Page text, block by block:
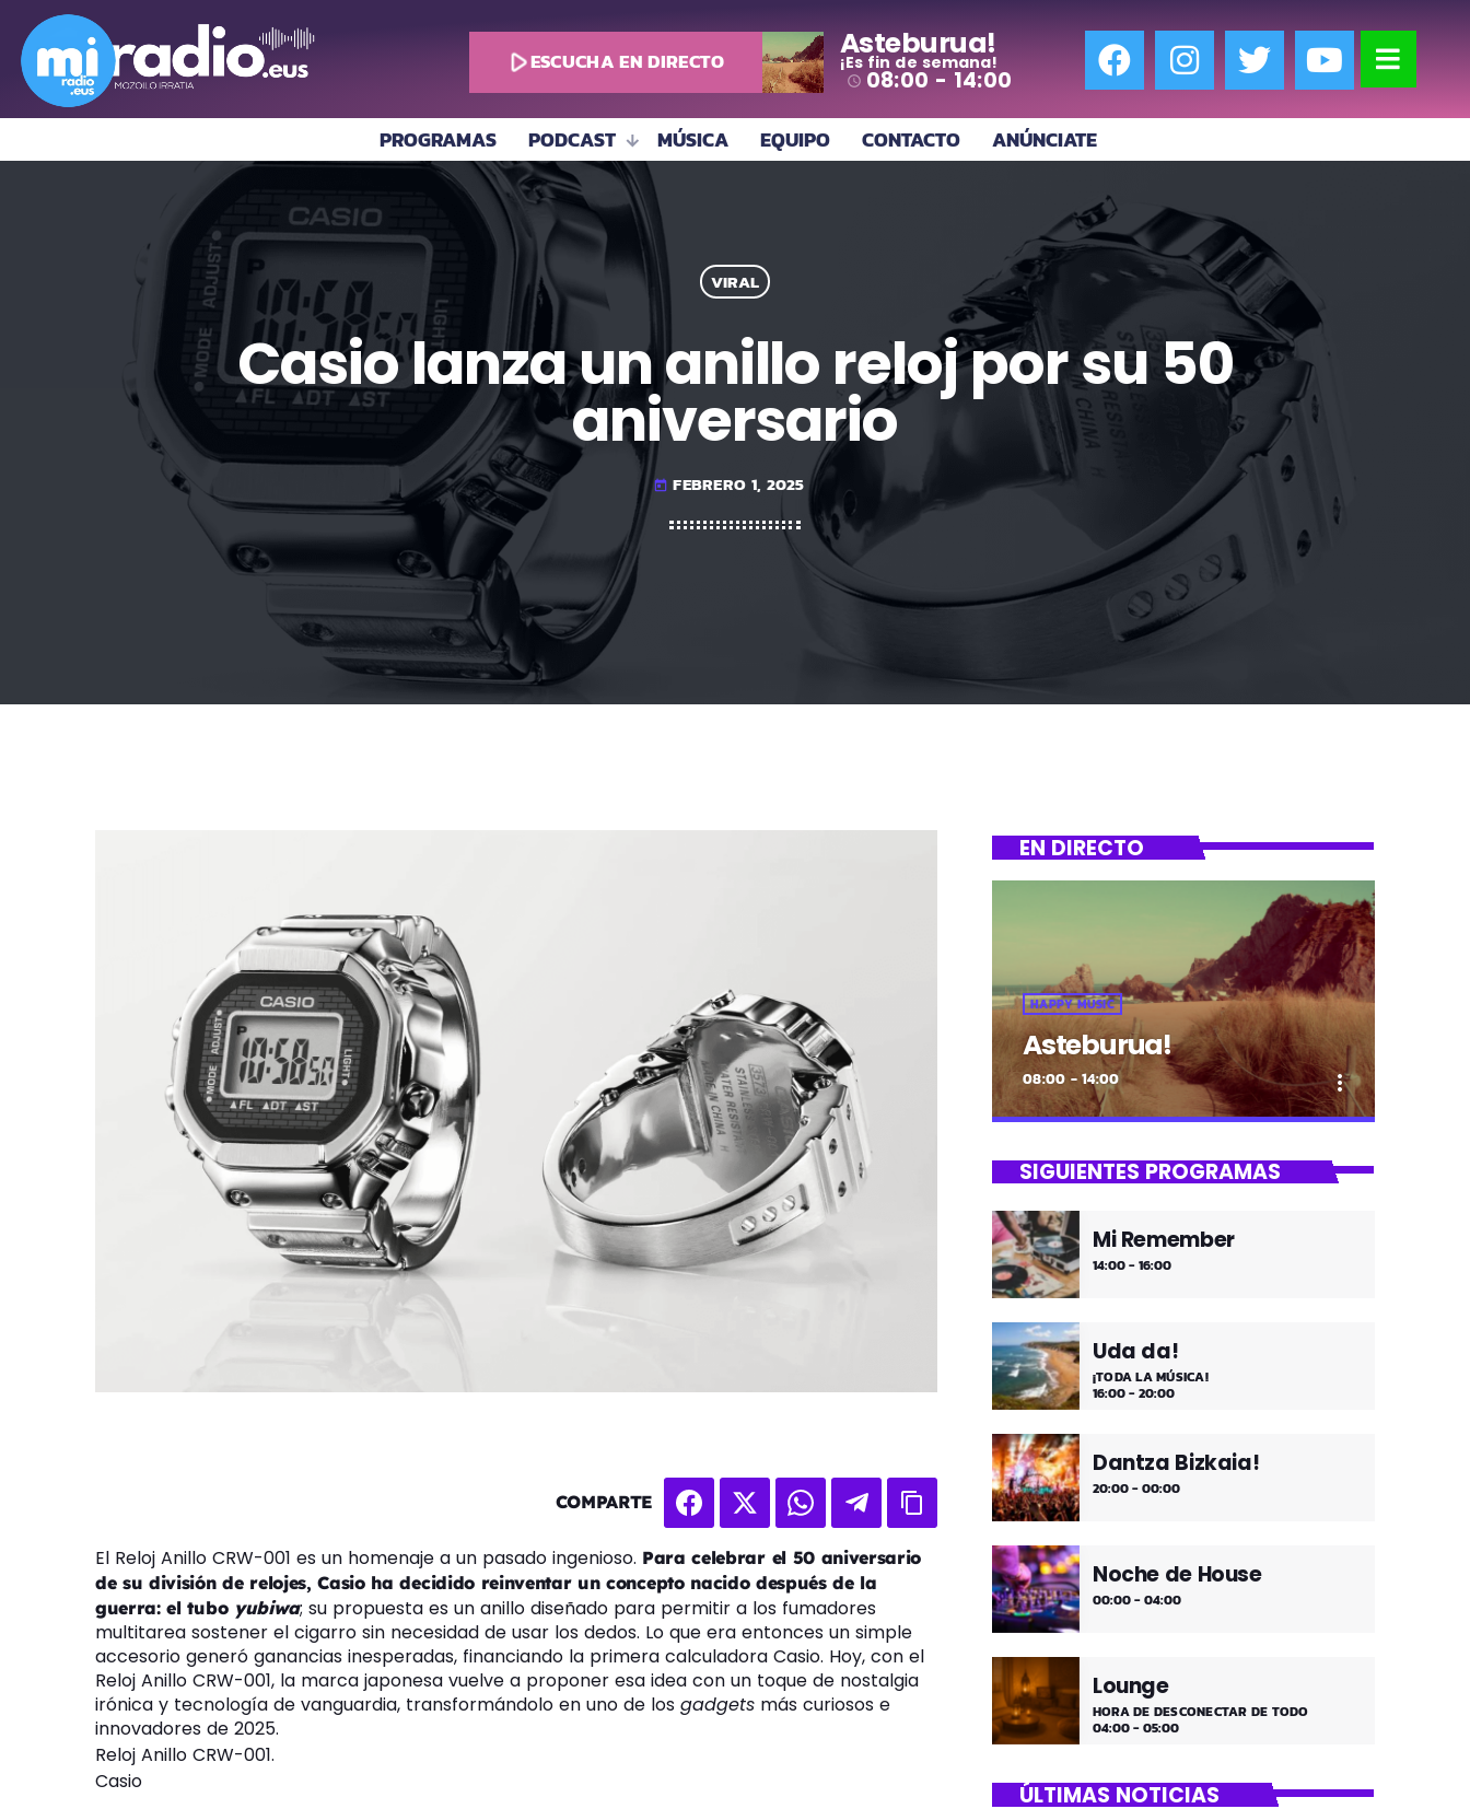
play_arrowESCUCHA EN DIRECTO Asteburua!
¡Es fin de semana!
access_time 08:00 - 14:00
PROGRAMAS PODCAST MÚSICA EQUIPO CONTACTO ANÚNCIATE
VIRAL
Casio lanza un anillo reloj por su 50
aniversario
today FEBRERO 1, 2025
COMPARTE
El Reloj Anillo CRW-001 es un homenaje a un pasado ingenioso. Para celebrar el 50 aniversario
de su división de relojes, Casio ha decidido reinventar un concepto nacido después de la
guerra: el tubo yubiwa; su propuesta es un anillo diseñado para permitir a los fumadores
multitarea sostener el cigarro sin necesidad de usar los dedos. Lo que era entonces un simple
accesorio generó ganancias inesperadas, financiando la primera calculadora Casio. Hoy, con el
Reloj Anillo CRW-001, la marca japonesa vuelve a proponer esa idea con un toque de nostalgia
irónica y tecnología de vanguardia, transformándolo en uno de los gadgets más curiosos e
innovadores de 2025.
Reloj Anillo CRW-001.
Casio
EN DIRECTO
HAPPY MUSIC
Asteburua!
08:00 - 14:00 more_vert
Asteburua!
¡Música y más música los fines de
semana!
SIGUIENTES PROGRAMAS
Mi Remember
14:00 - 16:00
Uda da!
¡TODA LA MÚSICA!
16:00 - 20:00
Dantza Bizkaia!
20:00 - 00:00
Noche de House
00:00 - 04:00
Lounge
HORA DE DESCONECTAR DE TODO
04:00 - 05:00
ÚLTIMAS NOTICIAS